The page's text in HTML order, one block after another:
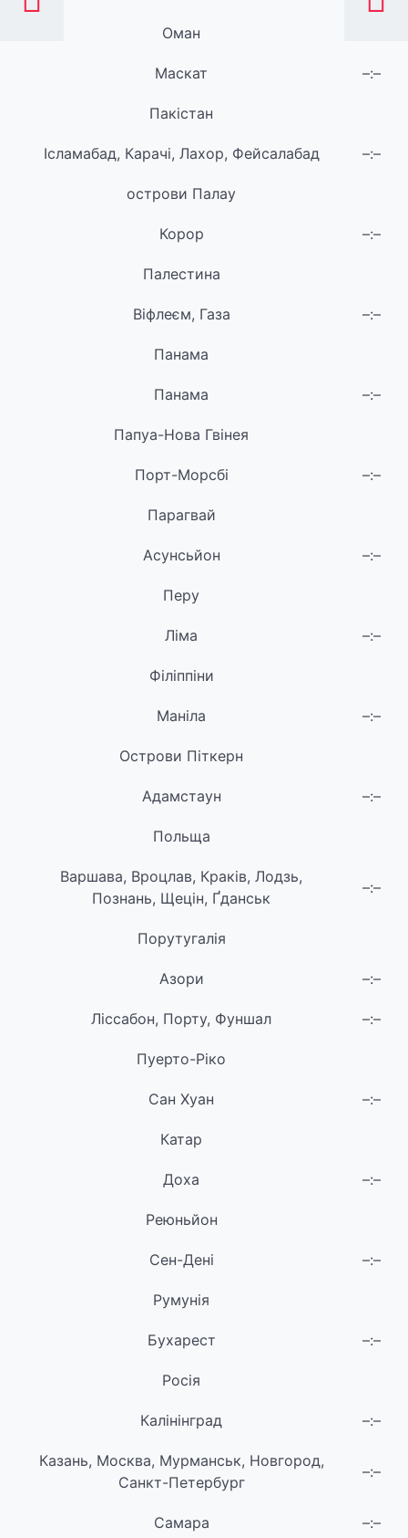
Оман
Маскат –:–
Пакістан
Ісламабад, Карачі, Лахор, Фейсалабад –:–
острови Палау
Корор –:–
Палестина
Віфлеєм, Газа –:–
Панама
Панама –:–
Папуа-Нова Гвінея
Порт-Морсбі –:–
Парагвай
Асунсьйон –:–
Перу
Ліма –:–
Філіппіни
Маніла –:–
Острови Піткерн
Адамстаун –:–
Польща
Варшава, Вроцлав, Краків, Лодзь,
Познань, Щецін, Ґданськ
–:–
Порутугалія
Азори –:–
Ліссабон, Порту, Фуншал –:–
Пуерто-Ріко
Сан Хуан –:–
Катар
Доха –:–
Реюньйон
Сен-Дені –:–
Румунія
Бухарест –:–
Росія
Калінінград –:–
Казань, Москва, Мурманськ, Новгород,
Санкт-Петербург
–:–
Самара –:–